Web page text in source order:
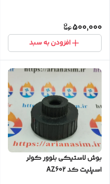
500,000
افزودن به سبد
بوش لاستیکی بلوور کولر
اسپلیت کد AZ602